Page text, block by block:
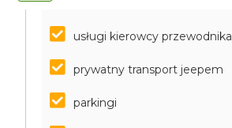
usługi kierowcy przewodnika
prywatny transport jeepem
parkingi